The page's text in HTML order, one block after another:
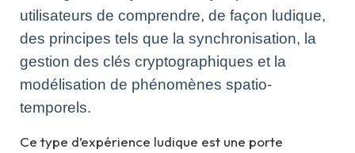
utilisateurs de comprendre, de façon ludique,
des principes tels que la synchronisation, la
gestion des clés cryptographiques et la
modélisation de phénomènes spatio-
temporels.
Ce type d’expérience ludique est une porte